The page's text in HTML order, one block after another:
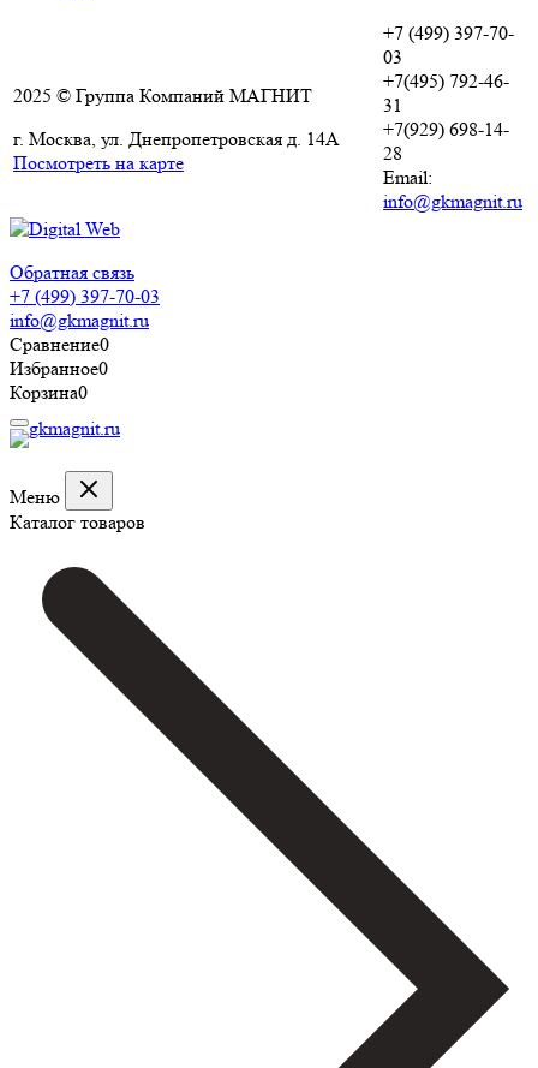
2025 © Группа Компаний МАГНИТ
г. Москва, ул. Днепропетровская д. 14А
Посмотреть на карте
+7 (499) 397-70-
03
+7(495) 792-46-
31
+7(929) 698-14-
28
Email:
info@gkmagnit.ru
Обратная связь
+7 (499) 397-70-03
info@gkmagnit.ru
Сравнение0
Избранное0
Корзина0
Меню
Каталог товаров